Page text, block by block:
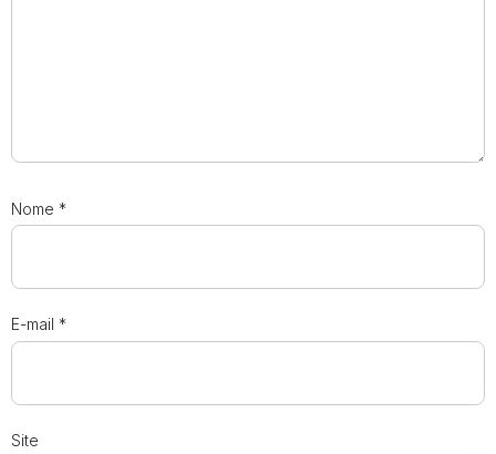
Nome *
E-mail *
Site